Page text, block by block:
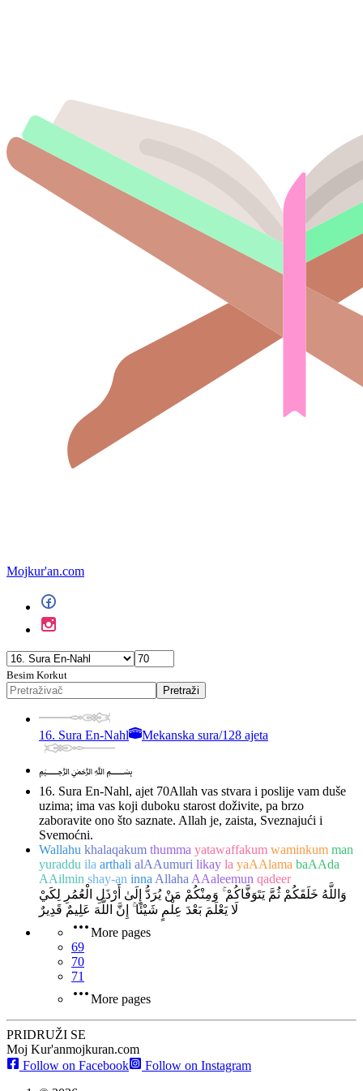
Mojkur'an.com
Besim Korkut
Pretraži
16. Sura En-Nahl Mekanska sura/128 ajeta
﷽
16. Sura En-Nahl, ajet 70Allah vas stvara i poslije vam duše
uzima; ima vas koji duboku starost doživite, pa brzo
zaboravite ono što saznate. Allah je, zaista, Sveznajući i
Svemoćni.
Wallahu khalaqakum thumma yatawaffakum waminkum man
yuraddu ila arthali alAAumuri likay la yaAAlama baAAda
AAilmin shay-an inna Allaha AAaleemun qadeer
وَاللَّهُ خَلَقَكُمْ ثُمَّ يَتَوَفَّاكُمْ ۚ وَمِنْكُمْ مَنْ يُرَدُّ إِلَىٰ أَرْذَلِ الْعُمُرِ لِكَيْ
لَا يَعْلَمَ بَعْدَ عِلْمٍ شَيْئًا ۚ إِنَّ اللَّهَ عَلِيمٌ قَدِيرٌ
More pages
69
70
71
More pages
PRIDRUŽI SE
Moj Kur'anmojkuran.com
Follow on Facebook
Follow on Instagram